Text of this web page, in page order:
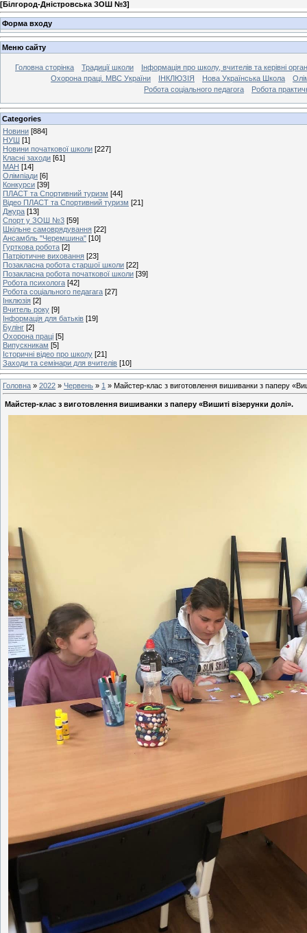
[Білгород-Дністровська ЗОШ №3]
Форма входу
Меню сайту
Головна сторінка Традиції школи
Інформація про школу, вчителів та керівні
Охорона праці. МВС України
ІНКЛЮЗІЯ Нова Українська Школа
Робота соціального педагога
Робота
Categories
Новини [884]
НУШ [1]
Новини початкової школи [227]
Класні заходи [61]
МАН [14]
Олімпіади [6]
Конкурси [39]
ПЛАСТ та Спортивний туризм [44]
Відео ПЛАСТ та Спортивний туризм [21]
Джура [13]
Спорт у ЗОШ №3 [59]
Шкільне самоврядування [22]
Ансамбль "Черемшина" [10]
Гурткова робота [2]
Патріотичне виховання [23]
Позакласна робота старшої школи [22]
Позакласна робота початкової школи [39]
Робота психолога [42]
Робота соціального педагага [27]
Інклюзія [2]
Вчитель року [9]
Інформація для батьків [19]
Булінг [2]
Охорона праці [5]
Випускникам [5]
Історичні відео про школу [21]
Заходи та семінари для вчителів [10]
Головна » 2022 » Червень » 1 » Майстер-клас з виготовлення вишиванки з паперу
Майстер-клас з виготовлення вишиванки з паперу «Вишиті візерунки долі».